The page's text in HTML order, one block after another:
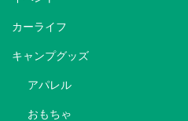
カーライフ
キャンプグッズ
アパレル
おもちゃ